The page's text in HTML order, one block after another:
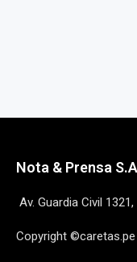
Nota & Prensa
Av. Guardia Civil
Copyright